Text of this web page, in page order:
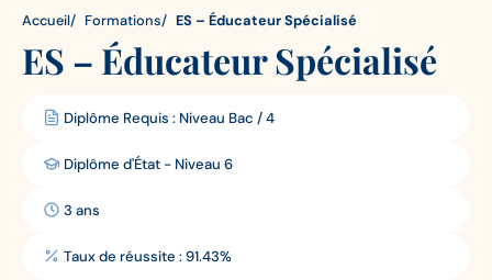
Accueil Formations ES – Éducateur Spécialisé
ES – Éducateur Spécialisé
Diplôme
requis:
Diplôme Requis : Niveau Bac / 4
Diplôme
obtenu:
Diplôme d'État - Niveau 6
Durée
de
3 ans
TauxTaux de réussite : 91.43%